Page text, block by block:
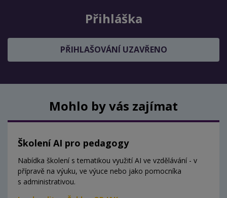
Přihláška
PŘIHLAŠOVÁNÍ UZAVŘENO
Mohlo by vás zajímat
Školení AI pro pedagogy
Nabídka školení s tematikou využití AI ve vzdělávání - v
přípravě na výuku, ve výuce nebo jako pomocníka
s administrativou.